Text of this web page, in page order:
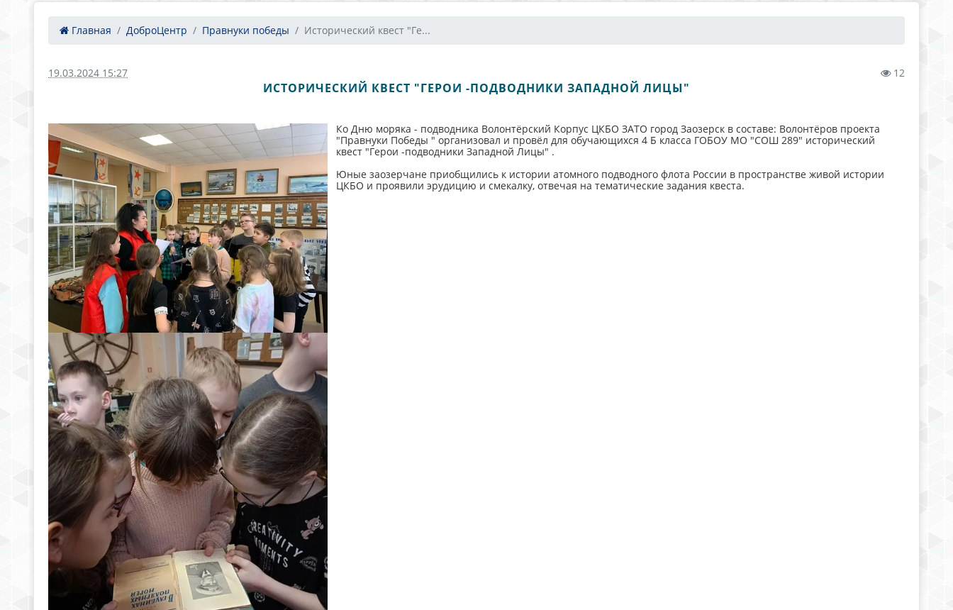
Главная ДоброЦентр Правнуки победы Исторический квест "Ге...
19.03.2024 15:27 12
ИСТОРИЧЕСКИЙ КВЕСТ "ГЕРОИ -ПОДВОДНИКИ ЗАПАДНОЙ ЛИЦЫ"
Ко Дню моряка - подводника Волонтёрский Корпус ЦКБО ЗАТО город Заозерск в составе: Волонтёров проекта
"Правнуки Победы " организовал и провёл для обучающихся 4 Б класса ГОБОУ МО "СОШ 289" исторический
квест "Герои -подводники Западной Лицы" .
Юные заозерчане приобщились к истории атомного подводного флота России в пространстве живой истории
ЦКБО и проявили эрудицию и смекалку, отвечая на тематические задания квеста.